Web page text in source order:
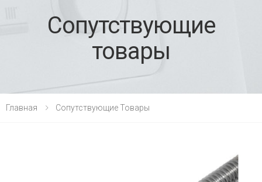
Сопутствующие
товары
Главная Сопутствующие Товары